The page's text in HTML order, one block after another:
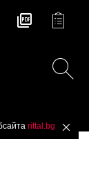
rittal.bg ✖